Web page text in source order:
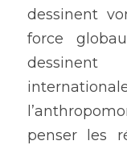
dessinent
force
penser les